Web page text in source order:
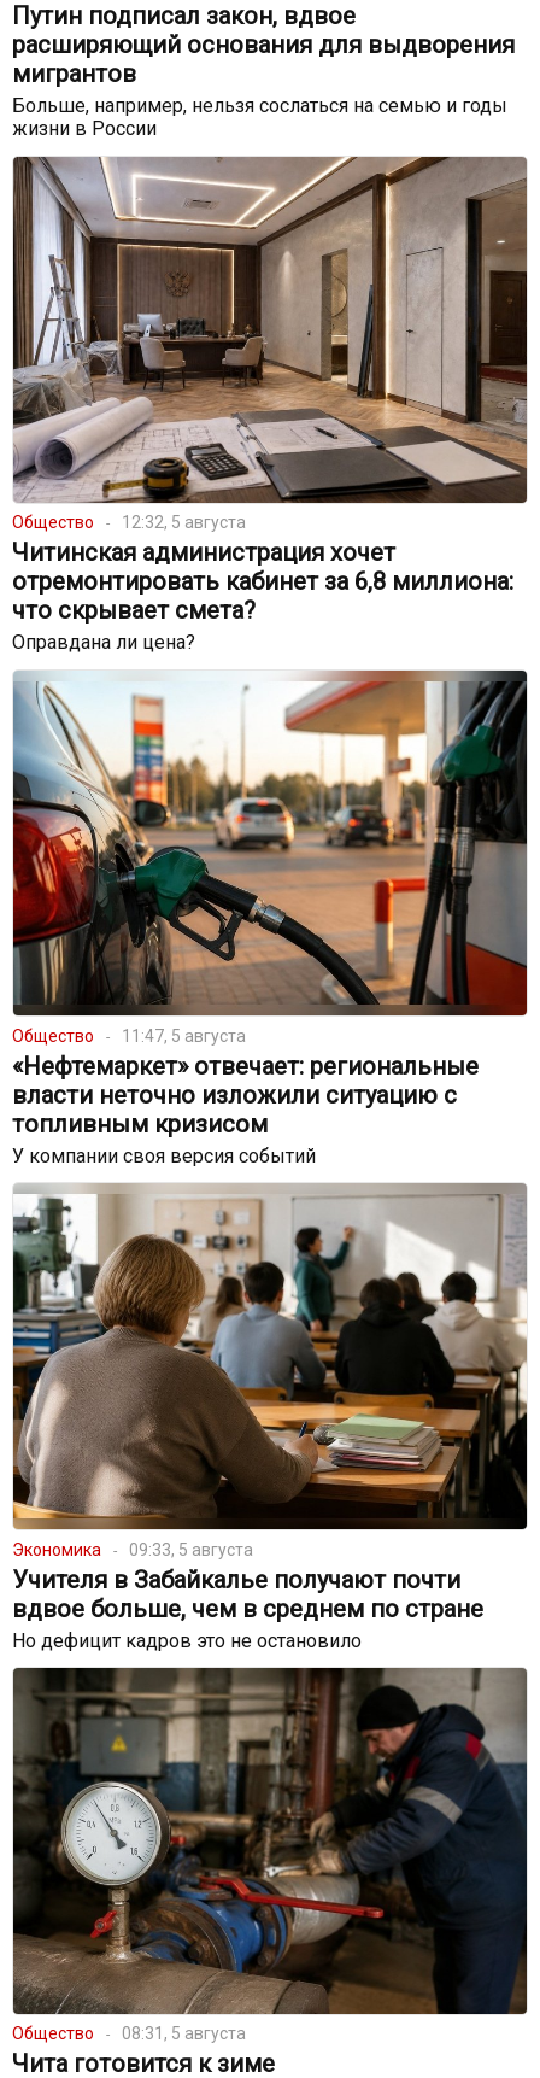
Путин подписал закон, вдвое
расширяющий основания для выдворения
мигрантов
Больше, например, нельзя сослаться на семью и годы
жизни в России
Общество 12:32, 5 августа
Читинская администрация хочет
отремонтировать кабинет за 6,8 миллиона:
что скрывает смета?
Оправдана ли цена?
Общество 11:47, 5 августа
«Нефтемаркет» отвечает: региональные
власти неточно изложили ситуацию с
топливным кризисом
У компании своя версия событий
Экономика 09:33, 5 августа
Учителя в Забайкалье получают почти
вдвое больше, чем в среднем по стране
Но дефицит кадров это не остановило
Общество 08:31, 5 августа
Чита готовится к зиме